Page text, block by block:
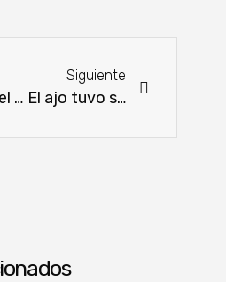
Impulsan el cooperativismo escolar como camino para formar mejores ciudadanos
Siguiente
El ajo tuvo su gran fiesta en General Artigas